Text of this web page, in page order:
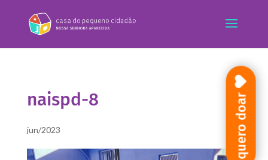
naispd-8
jun/2023 quero doar